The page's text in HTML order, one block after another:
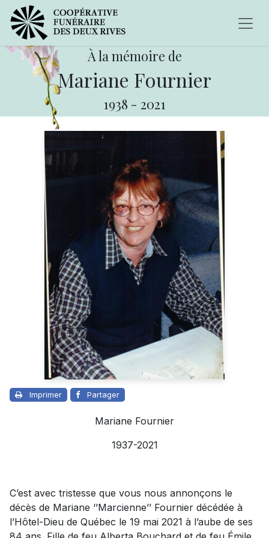
À la mémoire de
Mariane Fournier
1938 - 2021
Imprimer Partager
Mariane Fournier
1937-2021
C’est avec tristesse que vous nous annonçons le
décès de Mariane ‘’Marcienne’’ Fournier décédée à
l’Hôtel-Dieu de Québec le 19 mai 2021 à l’aube de ses